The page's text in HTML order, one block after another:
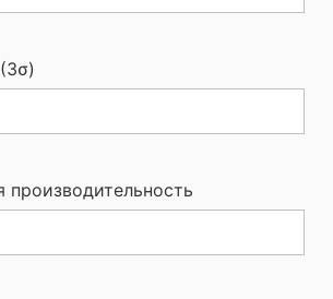
производительность